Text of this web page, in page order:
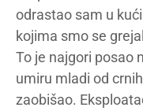
odrastao sam u
kojima smo se
To je najgori posao
umiru mladi od
zaobišao.